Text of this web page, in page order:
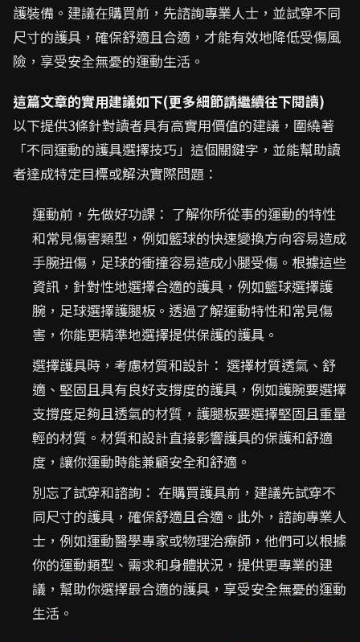
護裝備。建議在購買前，先諮詢專業人士，並試穿不同
尺寸的護具，確保舒適且合適，才能有效地降低受傷風
險，享受安全無憂的運動生活。
這篇文章的實用建議如下(更多細節請繼續往下閱讀)
以下提供3條針對讀者具有高實用價值的建議，圍繞著
「不同運動的護具選擇技巧」這個關鍵字，並能幫助讀
者達成特定目標或解決實際問題：
運動前，先做好功課： 了解你所從事的運動的特性
和常見傷害類型，例如籃球的快速變換方向容易造成
手腕扭傷，足球的衝撞容易造成小腿受傷。根據這些
資訊，針對性地選擇合適的護具，例如籃球選擇護
腕，足球選擇護腿板。透過了解運動特性和常見傷
害，你能更精準地選擇提供保護的護具。
選擇護具時，考慮材質和設計： 選擇材質透氣、舒
適、堅固且具有良好支撐度的護具，例如護腕要選擇
支撐度足夠且透氣的材質，護腿板要選擇堅固且重量
輕的材質。材質和設計直接影響護具的保護和舒適
度，讓你運動時能兼顧安全和舒適。
別忘了試穿和諮詢： 在購買護具前，建議先試穿不
同尺寸的護具，確保舒適且合適。此外，諮詢專業人
士，例如運動醫學專家或物理治療師，他們可以根據
你的運動類型、需求和身體狀況，提供更專業的建
議，幫助你選擇最合適的護具，享受安全無憂的運動
生活。